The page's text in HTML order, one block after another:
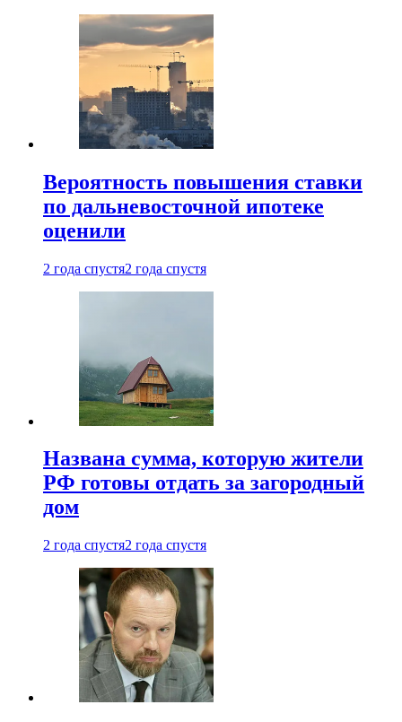
Вероятность повышения ставки
по дальневосточной ипотеке
оценили
2 года спустя2 года спустя
Названа сумма, которую жители
РФ готовы отдать за загородный
дом
2 года спустя2 года спустя